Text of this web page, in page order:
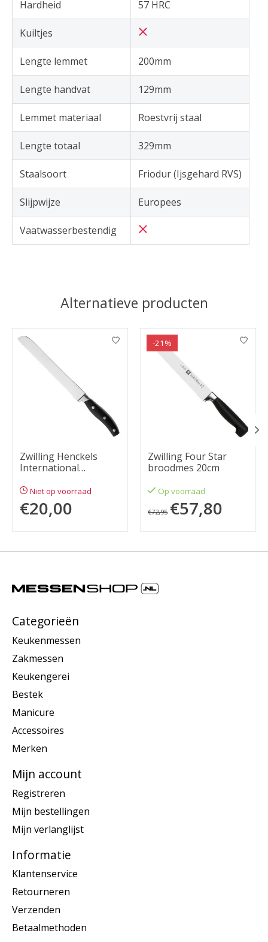
Hardheid 57 HRC
Kuiltjes
Lengte lemmet 200mm
Lengte handvat 129mm
Lemmet materiaal Roestvrij staal
Lengte totaal 329mm
Staalsoort Friodur (Ijsgehard RVS)
Slijpwijze Europees
Vaatwasserbestendig
Alternatieve producten
Items van productcarrousel
Zwilling Henckels
International
Niet op voorraad
€20,00
-21%
Zwilling Four Star
broodmes 20cm
Op voorraad
€72,95 €57,80
Categorieën
Keukenmessen
Zakmessen
Keukengerei
Bestek
Manicure
Accessoires
Merken
Mijn account
Registreren
Mijn bestellingen
Mijn verlanglijst
Informatie
Klantenservice
Retourneren
Verzenden
Betaalmethoden